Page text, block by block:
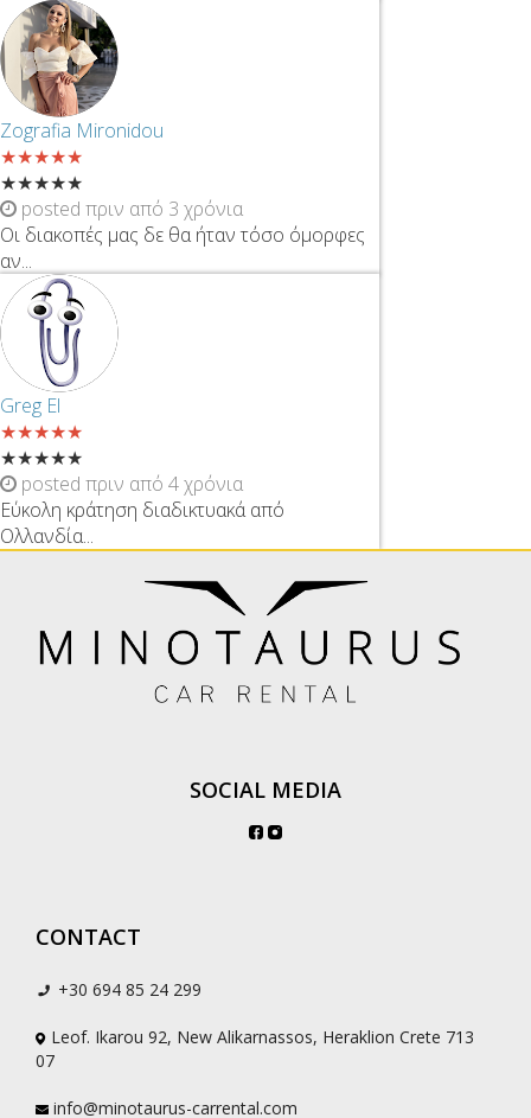
Zografia Mironidou
★★★★★
★★★★★
posted πριν από 3 χρόνια
Οι διακοπές μας δε θα ήταν τόσο όμορφες
αν...
Greg El
★★★★★
★★★★★
posted πριν από 4 χρόνια
Εύκολη κράτηση διαδικτυακά από
Ολλανδία...
SOCIAL MEDIA
CONTACT
+30 694 85 24 299
Leof. Ikarou 92, New Alikarnassos, Heraklion Crete 713
07
info@minotaurus-carrental.com